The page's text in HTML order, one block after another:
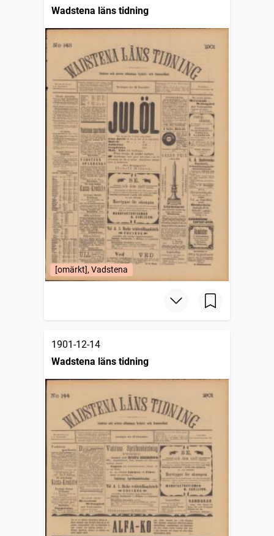
Wadstena läns tidning
[omärkt], Vadstena
1901-12-14
Wadstena läns tidning